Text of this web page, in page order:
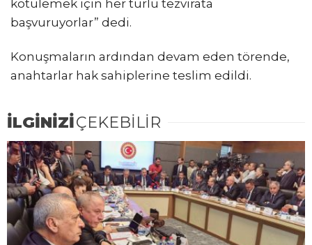
kötülemek için her türlü tezvirata
başvuruyorlar” dedi.
Konuşmaların ardından devam eden törende,
anahtarlar hak sahiplerine teslim edildi.
İLGİNİZİÇEKEBİLİR